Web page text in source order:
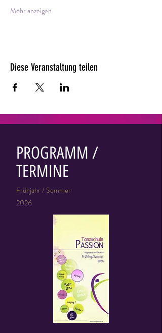
Mehr anzeigen
Diese Veranstaltung teilen
PROGRAMM /
TERMINE
Frühjahr / Sommer
2026